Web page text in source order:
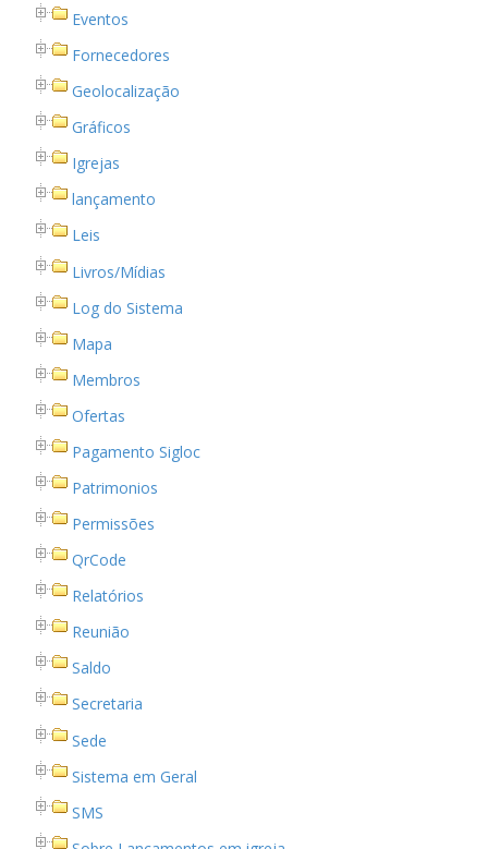
Eventos
Fornecedores
Geolocalização
Gráficos
Igrejas
lançamento
Leis
Livros/Mídias
Log do Sistema
Mapa
Membros
Ofertas
Pagamento Sigloc
Patrimonios
Permissões
QrCode
Relatórios
Reunião
Saldo
Secretaria
Sede
Sistema em Geral
SMS